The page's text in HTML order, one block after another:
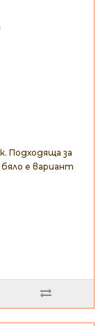
Подходяща за
е вариант